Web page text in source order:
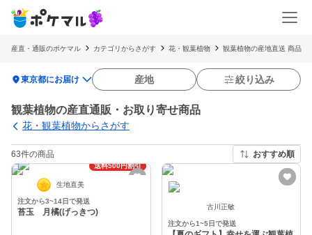
産直・通販のポケマル カテゴリからさがす 花・観葉植物 観葉植物の産地直送 商品
location_on東京都にお届け 産地 絞り込み
観葉植物の産直通販・お取り寄せ商品
花・観葉植物からさがす
63件の商品 おすすめ順
送料500円割引
生地直美
注文から3~14日で発送
苔玉 月橘(げっきつ)
古川正敏
注文から1~5日で発送